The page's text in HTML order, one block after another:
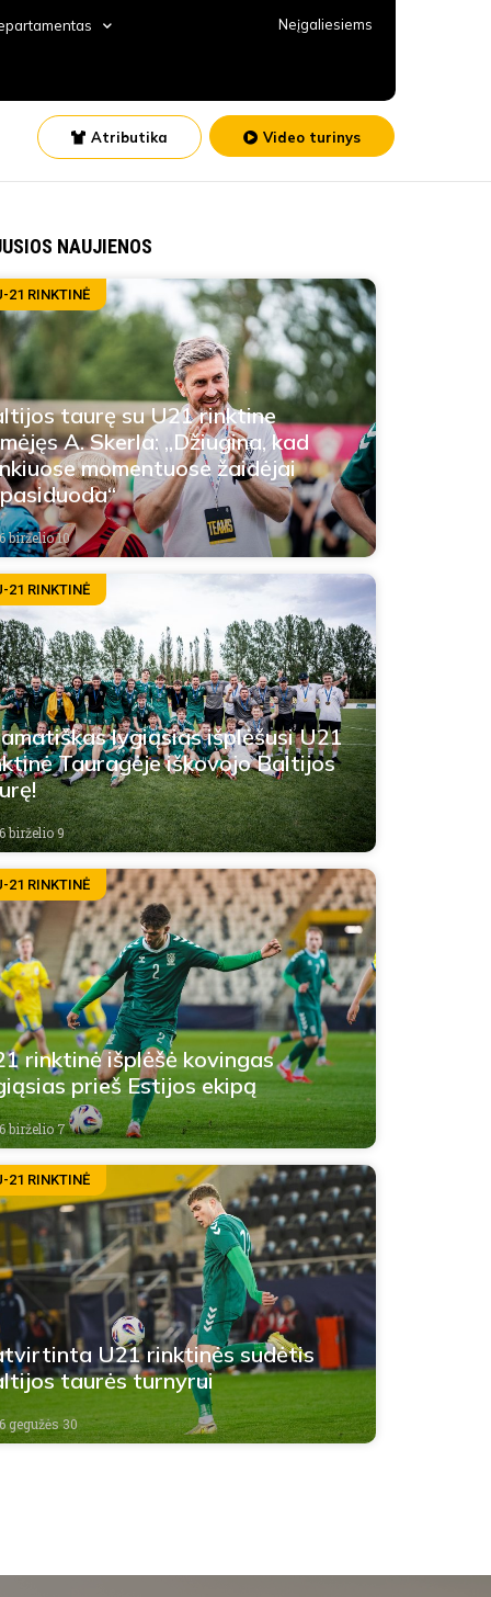
Neįgaliesiems
Atributika Video turinys
NAUJIENOS
21 RINKTINĖ
taurę su U21 rinktine
A. Skerla: „Džiugina, kad
momentuose žaidėjai
birželio 10
21 RINKTINĖ
lygiąsias išplėšusi U21
Tauragėje iškovojo Baltijos
birželio 9
21 RINKTINĖ
rinktinė išplėšė kovingas
prieš Estijos ekipą
birželio 7
21 RINKTINĖ
U21 rinktinės sudėtis
taurės turnyrui
gegužės 30